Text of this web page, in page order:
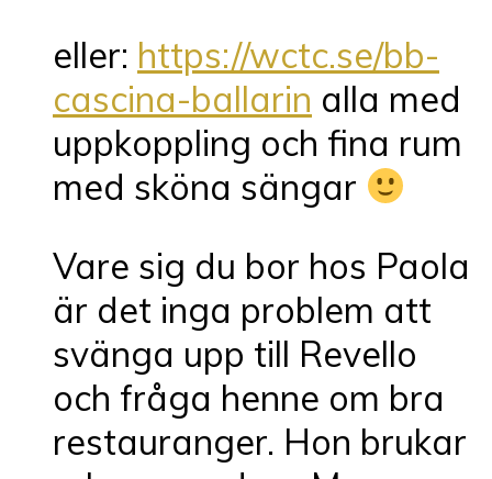
eller: https://wctc.se/bb-
cascina-ballarin alla med
uppkoppling och fina rum
med sköna sängar
Vare sig du bor hos Paola
är det inga problem att
svänga upp till Revello
och fråga henne om bra
restauranger. Hon brukar